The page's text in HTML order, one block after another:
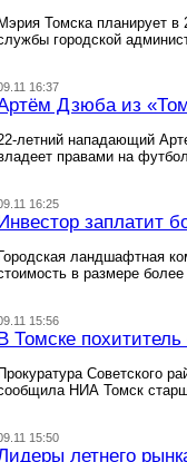
Мэрия Томска планирует в
городской
16:37
Дзюба из
летний нападающий
правами на
16:25
заплатит
Городская ландшафтная
в размере
15:56
Томске
Прокуратура Советского
НИА Томск
15:50
летнего